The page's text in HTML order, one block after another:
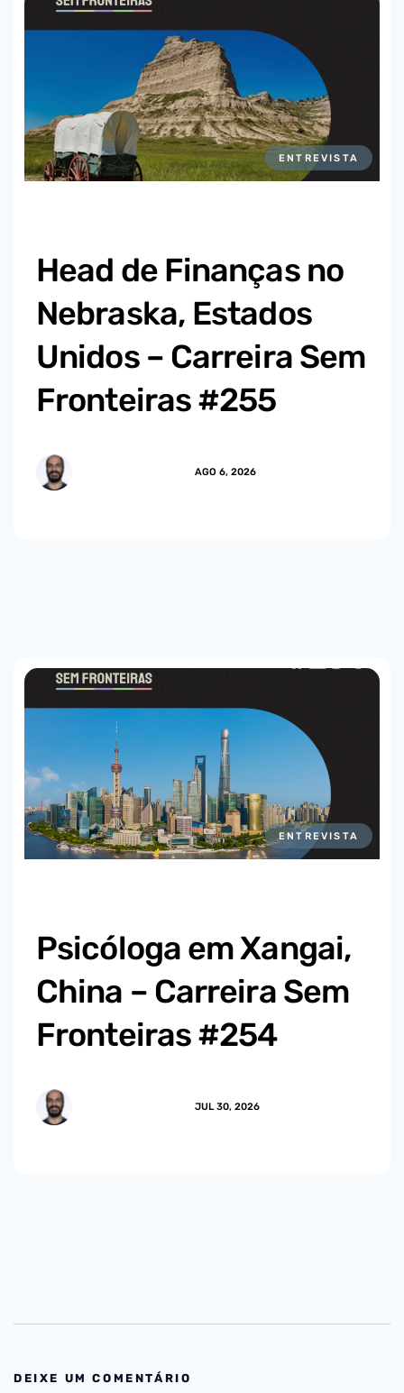
ENTREVISTA
Head de Finanças no
Nebraska, Estados
Unidos – Carreira Sem
Fronteiras #255
AGO 6, 2026
ENTREVISTA
Psicóloga em Xangai,
China – Carreira Sem
Fronteiras #254
JUL 30, 2026
DEIXE UM COMENTÁRIO